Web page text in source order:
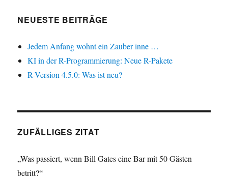
NEUESTE BEITRÄGE
Jedem Anfang wohnt ein Zauber inne …
KI in der R-Programmierung: Neue R-Pakete
R-Version 4.5.0: Was ist neu?
ZUFÄLLIGES ZITAT
„Was passiert, wenn Bill Gates eine Bar mit 50 Gästen
betritt?“